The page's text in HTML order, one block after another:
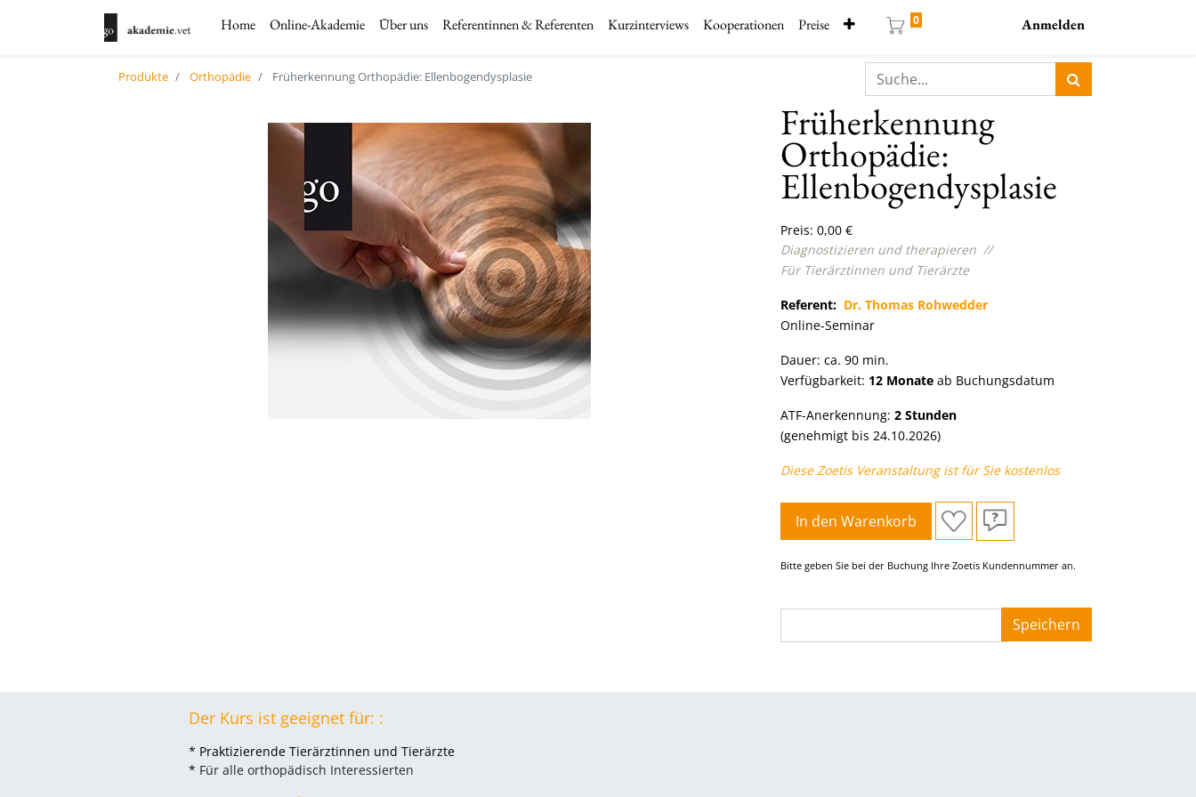
Home Online-Akademie Über uns Referentinnen & Referenten Kurzinterviews Kooperationen Preise 0 Anmelden
Produkte Orthopädie Früherkennung Orthopädie: Ellenbogendysplasie
Früherkennung
Orthopädie:
Ellenbogendysplasie
Preis: 0,00 €
Diagnostizieren und therapieren //
Für Tierärztinnen und Tierärzte
Referent: Dr. Thomas Rohwedder
Online-Seminar
Dauer: ca. 90 min.
Verfügbarkeit: 12 Monate ab Buchungsdatum
ATF-Anerkennung: 2 Stunden
(genehmigt bis 24.10.2026)
Diese Zoetis Veranstaltung ist für Sie kostenlos
In den Warenkorb
Bitte geben Sie bei der Buchung Ihre Zoetis Kundennummer an.
Speichern
Der Kurs ist geeignet für: :
* Praktizierende Tierärztinnen und Tierärzte
* Für alle orthopädisch Interessierten